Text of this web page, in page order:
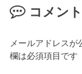
コメン
メールアドレスが
欄は必須項目です